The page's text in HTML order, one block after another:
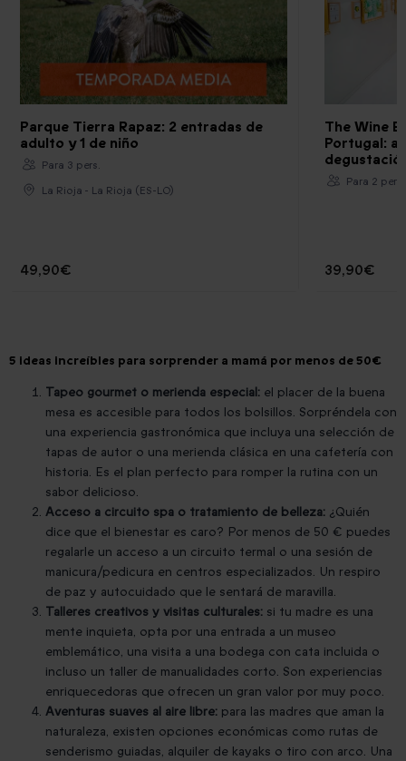
Parque Tierra Rapaz: 2 entradas de
adulto y 1 de niño
Para 3 pers.
La Rioja - La Rioja (ES-LO)
49,90€
The Wine
Portugal:
Para 2 pers.
39,90€
5 ideas increíbles para sorprender a mamá por menos de 50€
Tapeo gourmet o merienda especial: el placer de la buena
mesa es accesible para todos los bolsillos. Sorpréndela con
una experiencia gastronómica que incluya una selección de
tapas de autor o una merienda clásica en una cafetería con
historia. Es el plan perfecto para romper la rutina con un
sabor delicioso.
Acceso a circuito spa o tratamiento de belleza: ¿Quién
dice que el bienestar es caro? Por menos de 50 € puedes
regalarle un acceso a un circuito termal o una sesión de
manicura/pedicura en centros especializados. Un respiro
de paz y autocuidado que le sentará de maravilla.
Talleres creativos y visitas culturales: si tu madre es una
mente inquieta, opta por una entrada a un museo
emblemático, una visita a una bodega con cata incluida o
incluso un taller de manualidades corto. Son experiencias
enriquecedoras que ofrecen un gran valor por muy poco.
Aventuras suaves al aire libre: para las madres que aman la
naturaleza, existen opciones económicas como rutas de
senderismo guiadas, alquiler de kayaks o tiro con arco. Una